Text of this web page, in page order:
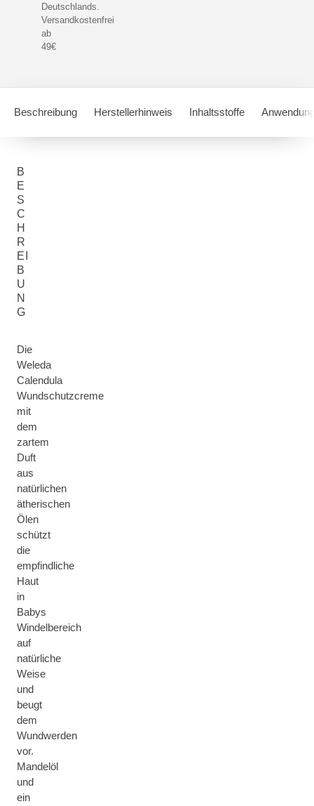
Deutschlands.
Versandkostenfrei
ab
49€
Beschreibung Herstellerhinweis Inhaltsstoffe
B
E
S
C
H
R
EI
B
U
N
G
Die
Weleda
Calendula
Wundschutzcreme
mit
dem
zartem
Duft
aus
natürlichen
ätherischen
Ölen
schützt
die
empfindliche
Haut
in
Babys
Windelbereich
auf
natürliche
Weise
und
beugt
dem
Wundwerden
vor.
Mandelöl
und
ein